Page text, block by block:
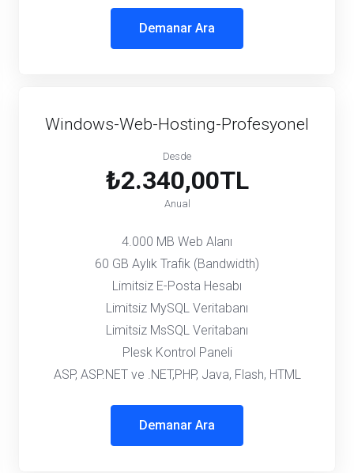
Demanar Ara
Windows-Web-Hosting-Profesyonel
Desde
₺2.340,00TL
Anual
4.000 MB Web Alanı
60 GB Aylık Trafik (Bandwidth)
Limitsiz E-Posta Hesabı
Limitsiz MySQL Veritabanı
Limitsiz MsSQL Veritabanı
Plesk Kontrol Paneli
ASP, ASP.NET ve .NET,PHP, Java, Flash, HTML
Demanar Ara